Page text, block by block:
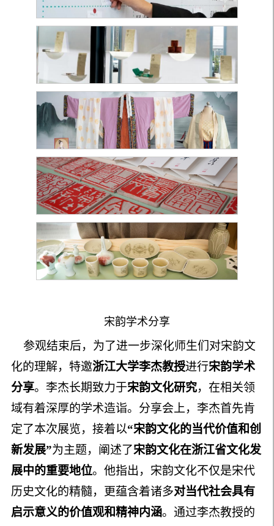
宋韵学术分享
参观结束后，为了进一步深化师生们对宋韵文
化的理解，特邀浙江大学李杰教授进行宋韵学术
分享。李杰长期致力于宋韵文化研究，在相关领
域有着深厚的学术造诣。分享会上，李杰首先肯
定了本次展览，接着以“宋韵文化的当代价值和创
新发展”为主题，阐述了宋韵文化在浙江省文化发
展中的重要地位。他指出，宋韵文化不仅是宋代
历史文化的精髓，更蕴含着诸多对当代社会具有
启示意义的价值观和精神内涵。通过李杰教授的